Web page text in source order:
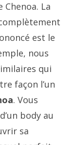
Chenoa. La
est le
nous
qui
façon l’un
. Vous
body au
sa